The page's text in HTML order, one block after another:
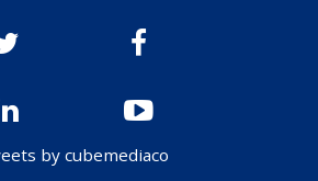
by cubemediaco